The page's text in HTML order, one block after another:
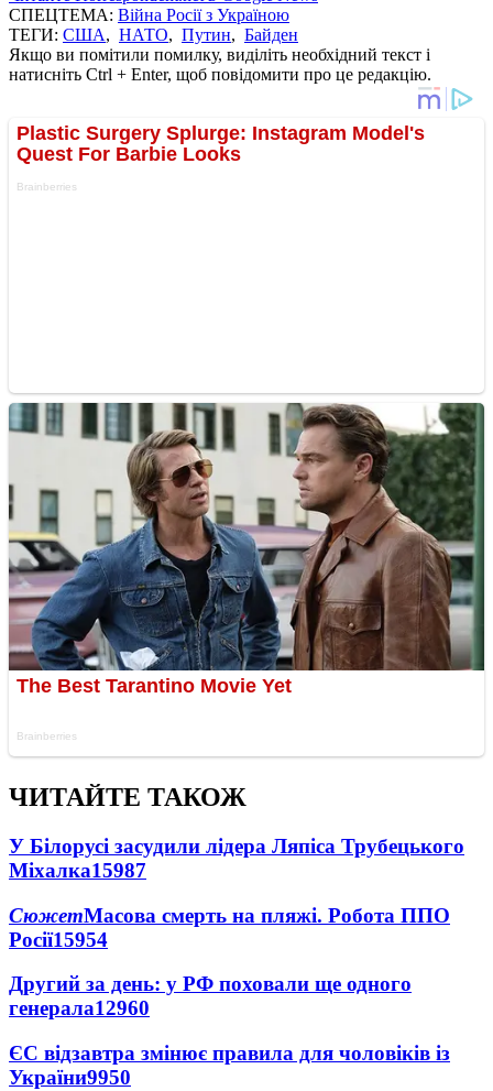
СПЕЦТЕМА: Війна Росії з Україною
ТЕГИ: США, НАТО, Путин, Байден
Якщо ви помітили помилку, виділіть необхідний текст і
натисніть Ctrl + Enter, щоб повідомити про це редакцію.
ЧИТАЙТЕ ТАКОЖ
У Білорусі засудили лідера Ляпіса Трубецького
Міхалка15987
СюжетМасова смерть на пляжі. Робота ППО
Росії15954
Другий за день: у РФ поховали ще одного
генерала12960
ЄС відзавтра змінює правила для чоловіків із
України9950